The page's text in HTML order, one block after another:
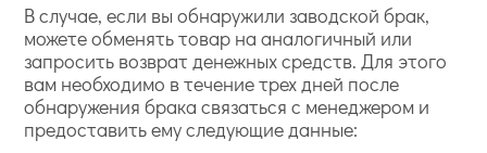
В случае, если вы обнаружили заводской брак,
можете обменять товар на аналогичный или
запросить возврат денежных средств. Для этого
вам необходимо в течение трех дней после
обнаружения брака связаться с менеджером и
предоставить ему следующие данные: